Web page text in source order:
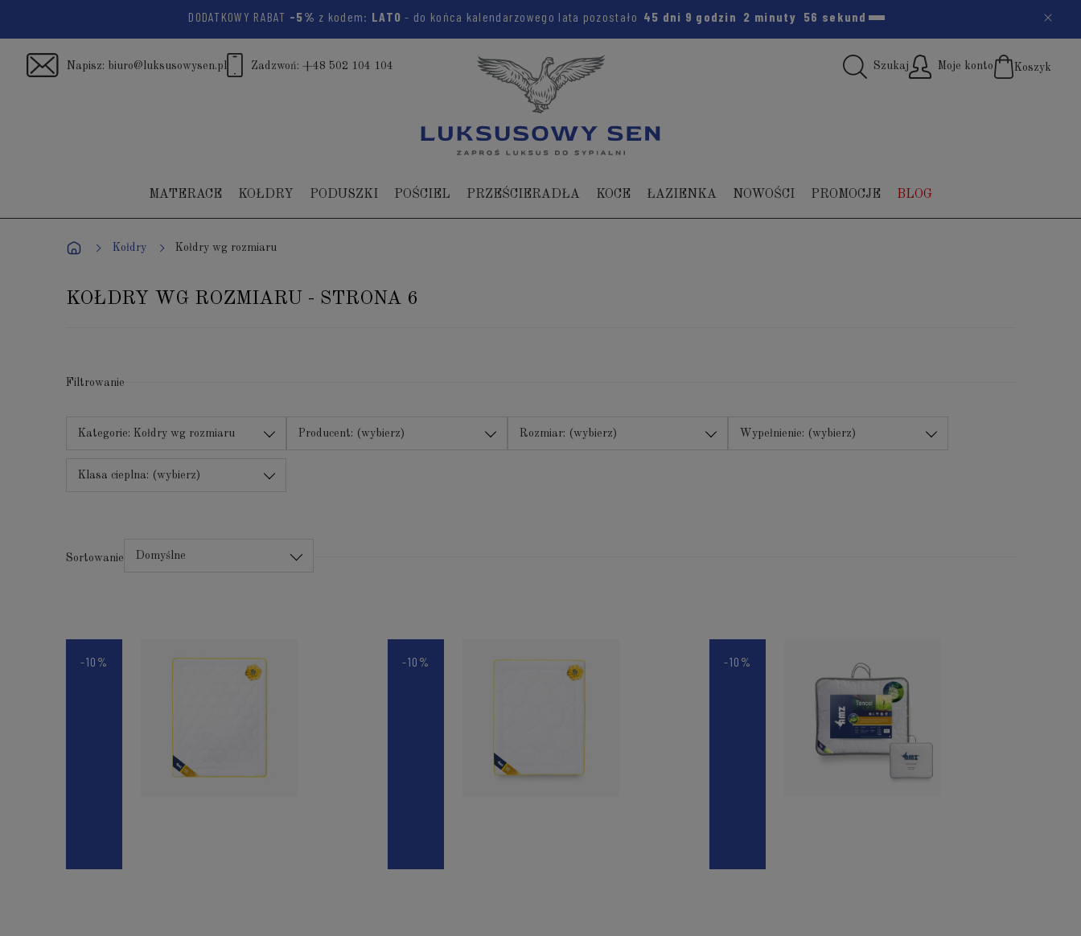
DODATKOWY RABAT -5% z kodem: LATO - do końca kalendarzowego lata pozostało 45 dni 9 godzin 2 minuty 55 sekund
Napisz: biuro@luksusowysen.pl Zadzwoń: +48 502 104 104 Szukaj Moje konto Koszyk
MATERACE KOŁDRY PODUSZKI POŚCIEL PRZEŚCIERADŁA KOCE ŁAZIENKA NOWOŚCI PROMOCJE BLOG
Kołdry Kołdry wg rozmiaru
KOŁDRY WG ROZMIARU - STRONA 6
Filtrowanie
Kategorie: Kołdry wg rozmiaru Producent: (wybierz) Rozmiar: (wybierz) Wypełnienie: (wybierz)
Klasa cieplna: (wybierz)
Sortowanie Domyślne
-10% -10% -10%